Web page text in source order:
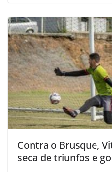
Contra o Brusque,
seca de triunfos e